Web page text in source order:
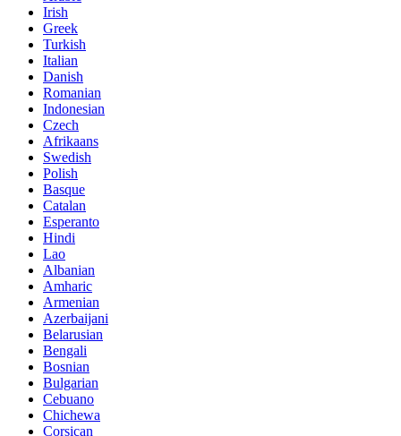
Irish
Greek
Turkish
Italian
Danish
Romanian
Indonesian
Czech
Afrikaans
Swedish
Polish
Basque
Catalan
Esperanto
Hindi
Lao
Albanian
Amharic
Armenian
Azerbaijani
Belarusian
Bengali
Bosnian
Bulgarian
Cebuano
Chichewa
Corsican